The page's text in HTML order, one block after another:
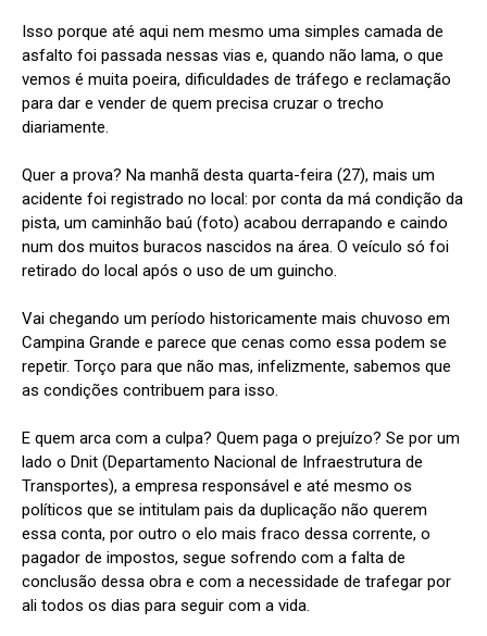
Isso porque até aqui nem mesmo uma simples camada de
asfalto foi passada nessas vias e, quando não lama, o que
vemos é muita poeira, dificuldades de tráfego e reclamação
para dar e vender de quem precisa cruzar o trecho
diariamente.
Quer a prova? Na manhã desta quarta-feira (27), mais um
acidente foi registrado no local: por conta da má condição da
pista, um caminhão baú (foto) acabou derrapando e caindo
num dos muitos buracos nascidos na área. O veículo só foi
retirado do local após o uso de um guincho.
Vai chegando um período historicamente mais chuvoso em
Campina Grande e parece que cenas como essa podem se
repetir. Torço para que não mas, infelizmente, sabemos que
as condições contribuem para isso.
E quem arca com a culpa? Quem paga o prejuízo? Se por um
lado o Dnit (Departamento Nacional de Infraestrutura de
Transportes), a empresa responsável e até mesmo os
políticos que se intitulam pais da duplicação não querem
essa conta, por outro o elo mais fraco dessa corrente, o
pagador de impostos, segue sofrendo com a falta de
conclusão dessa obra e com a necessidade de trafegar por
ali todos os dias para seguir com a vida.